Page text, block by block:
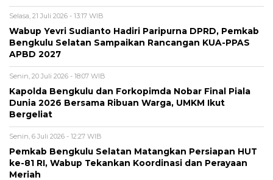
Selasa, 21 Juli 2026 - 13:17 WIB
Wabup Yevri Sudianto Hadiri Paripurna DPRD, Pemkab
Bengkulu Selatan Sampaikan Rancangan KUA-PPAS
APBD 2027
Senin, 20 Juli 2026 - 18:07 WIB
Kapolda Bengkulu dan Forkopimda Nobar Final Piala
Dunia 2026 Bersama Ribuan Warga, UMKM Ikut
Bergeliat
Senin, 6 Juli 2026 - 12:27 WIB
Pemkab Bengkulu Selatan Matangkan Persiapan HUT
ke-81 RI, Wabup Tekankan Koordinasi dan Perayaan
Meriah